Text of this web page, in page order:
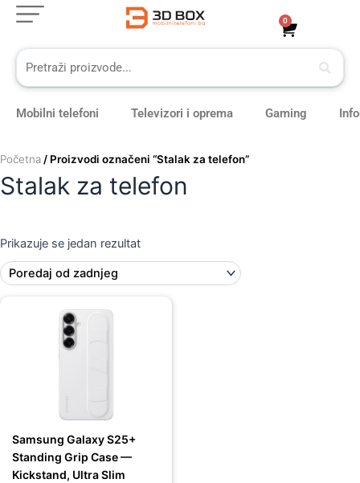
Skip
content
0
Cart
Mobilni telefoni Televizori i oprema Gaming
Početna / Proizvodi označeni “Stalak za telefon”
Stalak za telefon
Prikazuje se jedan rezultat
Samsung Galaxy S25+
Standing Grip Case —
Kickstand, Ultra Slim